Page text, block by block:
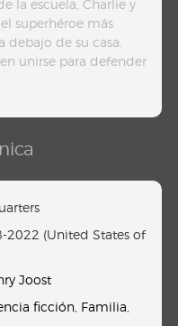
la escuela, Charlie y
superhéroe más
de su casa.
unirse para defender
2022 (United States of
Joost
ficción Familia